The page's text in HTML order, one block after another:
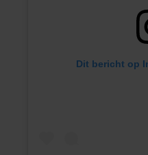
Dit bericht op